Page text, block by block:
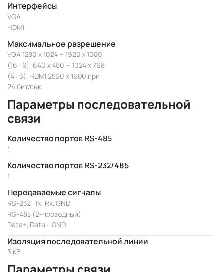
Интерфейсы
VGA
HDMI
Максимальное разрешение
VGA 1280 x 1024 ~ 1920 x 1080
(16 : 9), 640 x 480 ~ 1024 x 768
(4 : 3), HDMI 2560 x 1600 при
24 бит/сек.
Параметры последовательной
связи
Количество портов RS-485
1
Количество портов RS-232/485
1
Передаваемые сигналы
RS-232: Tx, Rx, GND
RS-485 (2-проводный):
Data+, Data-, GND
Изоляция последовательной линии
3 кВ